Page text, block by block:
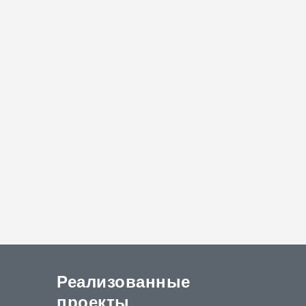
Реализованные
проекты